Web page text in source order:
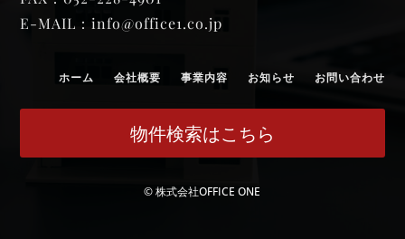
E-MAIL：info@office1.co.jp
ホーム 会社概要 事業内容 お知らせ お問い合わせ
物件検索はこちら
© 株式会社OFFICE ONE